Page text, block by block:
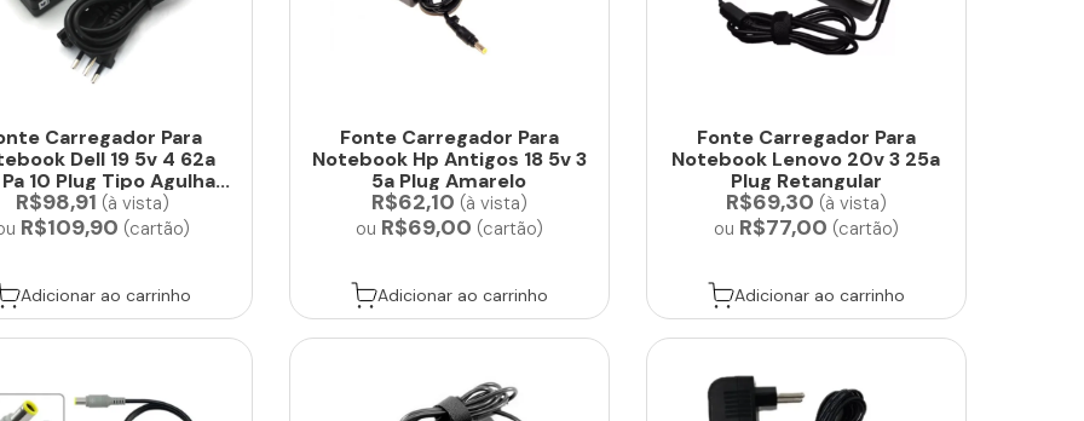
Carregador Para
Dell 19 5v 4 62a
10 Plug Tipo Agulha...
R$98,91 (à vista)
R$109,90 (cartão)
Adicionar ao carrinho
Fonte Carregador Para
Notebook Hp Antigos 18 5v 3
5a Plug Amarelo
R$62,10 (à vista)
ou R$69,00 (cartão)
Adicionar ao carrinho
Fonte Carregador Para
Notebook Lenovo 20v 3 25a
Plug Retangular
R$69,30 (à vista)
ou R$77,00 (cartão)
Adicionar ao carrinho